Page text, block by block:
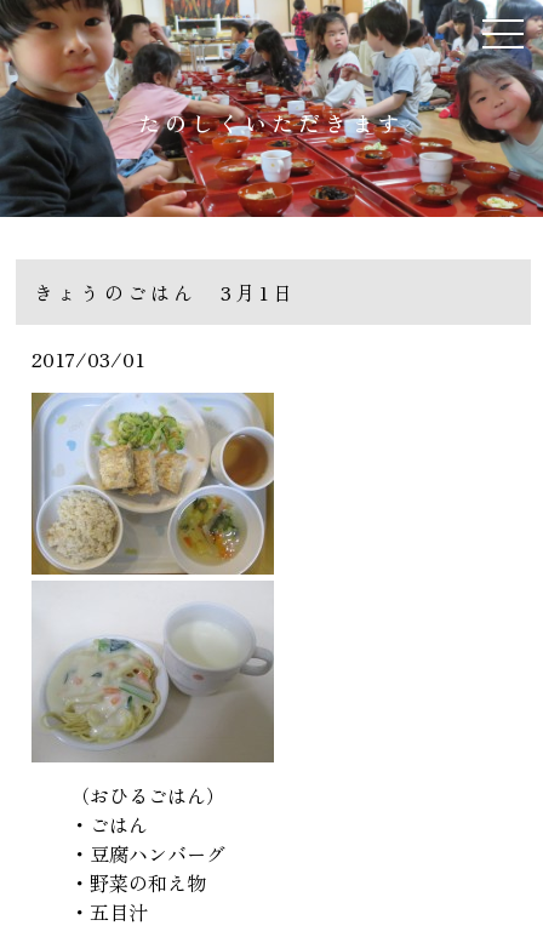
たのしくいただきます
きょうのごはん 3月1日
2017/03/01
（おひるごはん）
・ごはん
・豆腐ハンバーグ
・野菜の和え物
・五目汁